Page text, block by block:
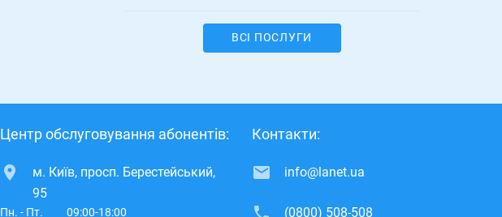
ВСІ ПОСЛУГИ
Центр обслуговування абонентів:
м. Київ, просп. Берестейський,
95
Пн. - Пт. 09:00-18:00
Контакти:
info@lanet.ua
(0800) 508-508